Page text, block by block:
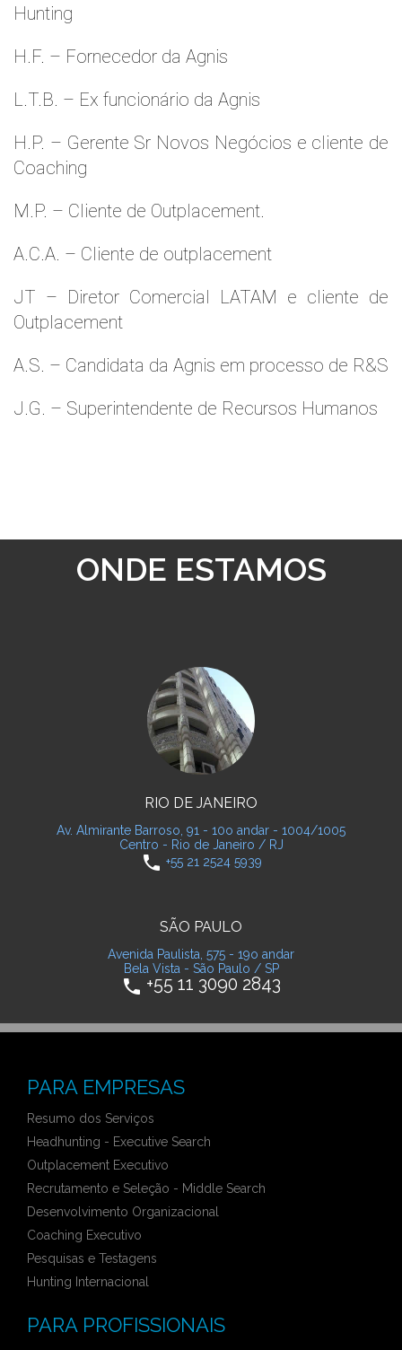
Hunting
H.F. – Fornecedor da Agnis
L.T.B. – Ex funcionário da Agnis
H.P. – Gerente Sr Novos Negócios e cliente de
Coaching
M.P. – Cliente de Outplacement.
A.C.A. – Cliente de outplacement
JT – Diretor Comercial LATAM e cliente de
Outplacement
A.S. – Candidata da Agnis em processo de R&S
J.G. – Superintendente de Recursos Humanos
ONDE ESTAMOS
RIO DE JANEIRO
Av. Almirante Barroso, 91 - 10o andar - 1004/1005
Centro - Rio de Janeiro / RJ
phone +55 21 2524 5939
SÃO PAULO
Avenida Paulista, 575 - 19o andar
Bela Vista - São Paulo / SP
phone +55 11 3090 2843
PARA EMPRESAS
Resumo dos Serviços
Headhunting - Executive Search
Outplacement Executivo
Recrutamento e Seleção - Middle Search
Desenvolvimento Organizacional
Coaching Executivo
Pesquisas e Testagens
Hunting Internacional
PARA PROFISSIONAIS